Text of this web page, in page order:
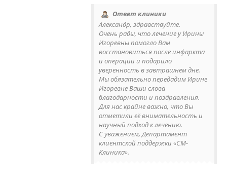
Ответ клиники
Александр, здравствуйте.
Очень рады, что лечение у Ирины
Игоревны помогло Вам
восстановиться после инфаркта
и операции и подарило
уверенность в завтрашнем дне.
Мы обязательно передадим Ирине
Игоревне Ваши слова
благодарности и поздравления.
Для нас крайне важно, что Вы
отметили её внимательность и
научный подход к лечению.
С уважением, Департамент
клиентской поддержки «СМ-
Клиника».